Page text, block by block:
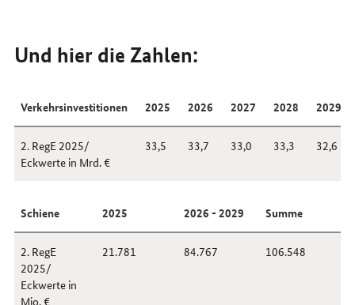
Und hier die Zahlen:
Verkehrsinvestitionen 2025 2026 2027 2028 2029
2. RegE 2025/
Eckwerte in Mrd. €
33,5 33,7 33,0 33,3 32,6
Schiene 2025 2026 - 2029 Summe
2. RegE
2025/
Eckwerte in
Mio. €
21.781 84.767 106.548